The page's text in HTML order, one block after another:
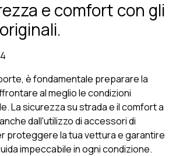
e comfort con gli
è fondamentale preparare la
al meglio le condizioni
La sicurezza su strada e il comfort a
dall'utilizzo di accessori di
proteggere la tua vettura e garantire
impeccabile in ogni condizione.